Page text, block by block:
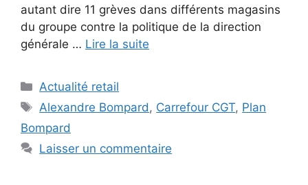
autant dire 11 grèves dans différents magasins
du groupe contre la politique de la direction
générale … Lire la suite
Catégories
Actualité retail
Étiquettes
Alexandre Bompard , Carrefour CGT, Plan
Bompard
Laisser un commentaire